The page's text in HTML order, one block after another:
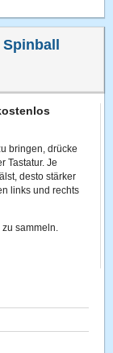
Spinball
bringen, drücke
Tastatur. Je
desto stärker
links und rechts
sammeln.